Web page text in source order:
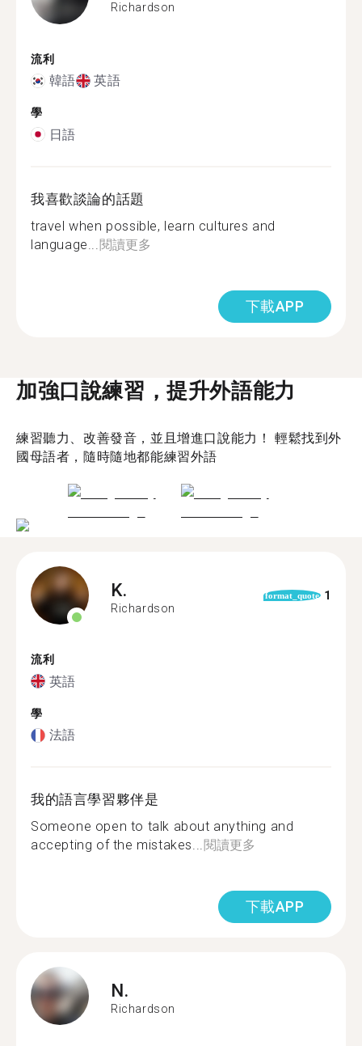
Richardson
流利
韓語 英語
學
日語
我喜歡談論的話題
travel when possible, learn cultures and
language... 閱讀更多
下載APP
加強口說練習，提升外語能力
練習聽力、改善發音，並且增進口說能力！ 輕鬆找到外
國母語者，隨時隨地都能練習外語
K.
Richardson
format_quote 1
流利
英語
學
法語
我的語言學習夥伴是
Someone open to talk about anything and
accepting of the mistakes...閱讀更多
下載APP
N.
Richardson